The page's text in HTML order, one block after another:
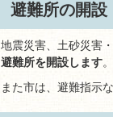
避難所の開設
地震災害、土砂災害
避難所を開設します。
また市は、避難指示